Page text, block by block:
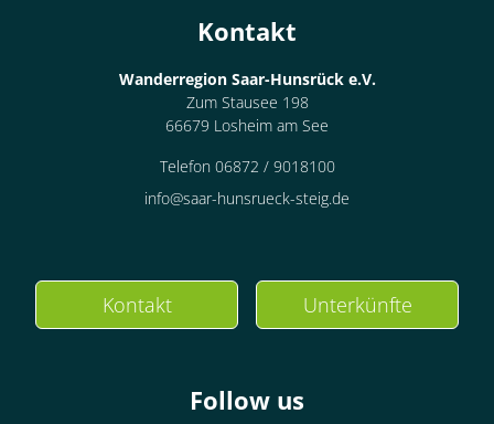
Kontakt
Wanderregion Saar-Hunsrück e.V.
Zum Stausee 198
66679 Losheim am See
Telefon 06872 / 9018100
info@saar-hunsrueck-steig.de
Kontakt Unterkünfte
Follow us